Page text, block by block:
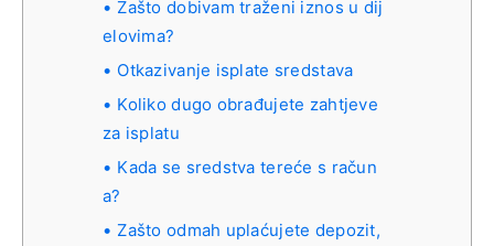
Zašto dobivam traženi iznos u dij
elovima?
Otkazivanje isplate sredstava
Koliko dugo obrađujete zahtjeve
za isplatu
Kada se sredstva tereće s račun
a?
Zašto odmah uplaćujete depozit,